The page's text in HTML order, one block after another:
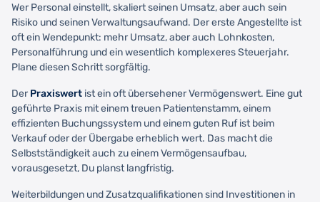
Wer Personal einstellt, skaliert seinen Umsatz, aber auch sein
Risiko und seinen Verwaltungsaufwand. Der erste Angestellte ist
oft ein Wendepunkt: mehr Umsatz, aber auch Lohnkosten,
Personalführung und ein wesentlich komplexeres Steuerjahr.
Plane diesen Schritt sorgfältig.
DerPraxiswert ist ein oft übersehener Vermögenswert. Eine gut
geführte Praxis mit einem treuen Patientenstamm, einem
effizienten Buchungssystem und einem guten Ruf ist beim
Verkauf oder der Übergabe erheblich wert. Das macht die
Selbstständigkeit auch zu einem Vermögensaufbau,
vorausgesetzt, Du planst langfristig.
Weiterbildungen und Zusatzqualifikationen sind Investitionen in